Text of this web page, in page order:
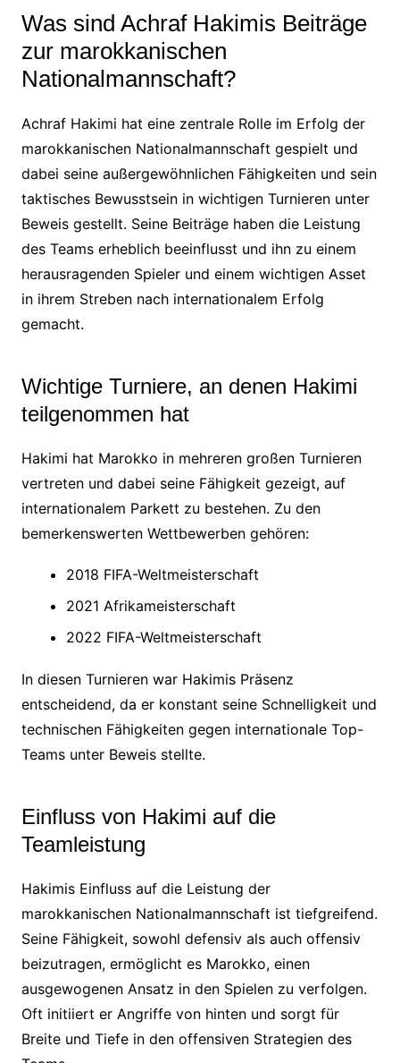
Was sind Achraf Hakimis Beiträge
zur marokkanischen
Nationalmannschaft?
Achraf Hakimi hat eine zentrale Rolle im Erfolg der
marokkanischen Nationalmannschaft gespielt und
dabei seine außergewöhnlichen Fähigkeiten und sein
taktisches Bewusstsein in wichtigen Turnieren unter
Beweis gestellt. Seine Beiträge haben die Leistung
des Teams erheblich beeinflusst und ihn zu einem
herausragenden Spieler und einem wichtigen Asset
in ihrem Streben nach internationalem Erfolg
gemacht.
Wichtige Turniere, an denen Hakimi
teilgenommen hat
Hakimi hat Marokko in mehreren großen Turnieren
vertreten und dabei seine Fähigkeit gezeigt, auf
internationalem Parkett zu bestehen. Zu den
bemerkenswerten Wettbewerben gehören:
2018 FIFA-Weltmeisterschaft
2021 Afrikameisterschaft
2022 FIFA-Weltmeisterschaft
In diesen Turnieren war Hakimis Präsenz
entscheidend, da er konstant seine Schnelligkeit und
technischen Fähigkeiten gegen internationale Top-
Teams unter Beweis stellte.
Einfluss von Hakimi auf die
Teamleistung
Hakimis Einfluss auf die Leistung der
marokkanischen Nationalmannschaft ist tiefgreifend.
Seine Fähigkeit, sowohl defensiv als auch offensiv
beizutragen, ermöglicht es Marokko, einen
ausgewogenen Ansatz in den Spielen zu verfolgen.
Oft initiiert er Angriffe von hinten und sorgt für
Breite und Tiefe in den offensiven Strategien des